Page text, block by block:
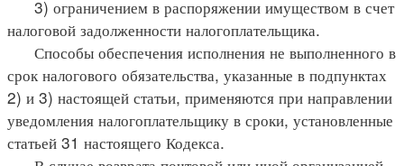
3) ограничением в распоряжении имуществом в счет
налоговой задолженности налогоплательщика.
Способы обеспечения исполнения не выполненного в
срок налогового обязательства, указанные в подпунктах
2) и 3) настоящей статьи, применяются при направлении
уведомления налогоплательщику в сроки, установленные
статьей 31 настоящего Кодекса.